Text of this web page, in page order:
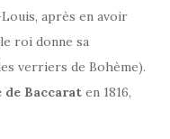
après en avoir
roi donne sa
verriers de Bohème).
Baccarat en 1816,